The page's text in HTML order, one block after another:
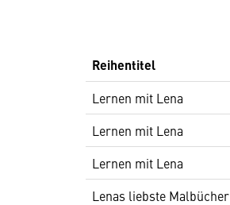
Reihentitel
Lernen mit Lena
Lernen mit Lena
Lernen mit Lena
Lenas liebste Malbücher